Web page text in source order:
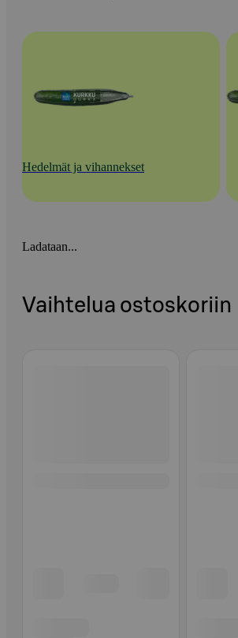
Hedelmät ja vihannekset
Ladataan...
Vaihtelua ostoskoriin